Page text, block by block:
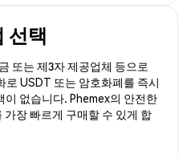
선택
또는 제3자 제공업체 등으로
로 USDT 또는 암호화폐를 즉시
이 없습니다. Phemex의 안전한
장 빠르게 구매할 수 있게 합